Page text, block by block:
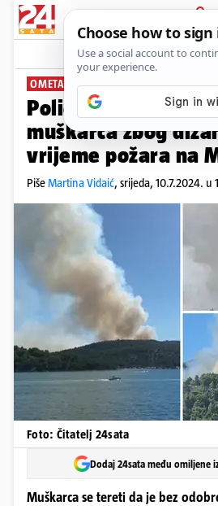
PRIJAVA
News
OMETAO KANADERE
Policija istražuje još
muškarca zbog
vrijeme požara na
PišeMartina Vidaić, srijeda, 10.7.2024. u
Foto: Čitatelj 24sata
Dodaj 24sata među omiljene
Muškarca se tereti da je bez